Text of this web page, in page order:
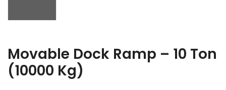
Movable Dock Ramp – 10 Ton
(10000 Kg)